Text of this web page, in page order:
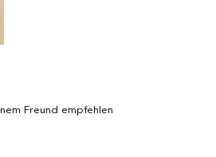
Freund empfehlen